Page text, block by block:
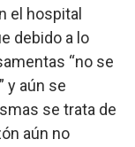
el hospital
debido a lo
“no se
y aún se
se trata de
aún no